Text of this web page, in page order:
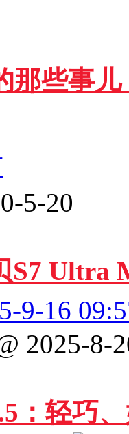
那些事
5-20
S7 Ultra
9-16
2025-8-
：轻巧